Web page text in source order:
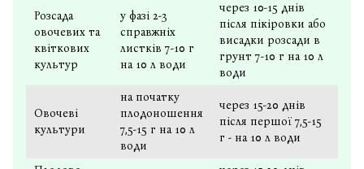
Розсада
овочевих та
квіткових
культур
у фазі 2-3
справжніх
листків 7-10 г
на 10 л води
через 10-15 днів
після пікіровки або
висадки розсади в
грунт 7-10 г на 10 л
води
Овочеві
культури
на початку
плодоношення
7,5-15 г на 10 л
води
через 15-20 днів
після першої 7,5-15
г - на 10 л води